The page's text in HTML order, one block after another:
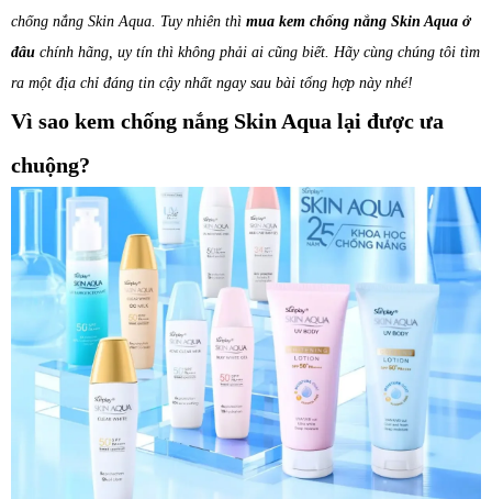
chống nắng Skin Aqua. Tuy nhiên thì mua kem chống nắng Skin Aqua ở
đâu chính hãng, uy tín thì không phải ai cũng biết. Hãy cùng chúng tôi tìm
ra một địa chỉ đáng tin cậy nhất ngay sau bài tổng hợp này nhé!
Vì sao kem chống nắng Skin Aqua lại được ưa
chuộng?